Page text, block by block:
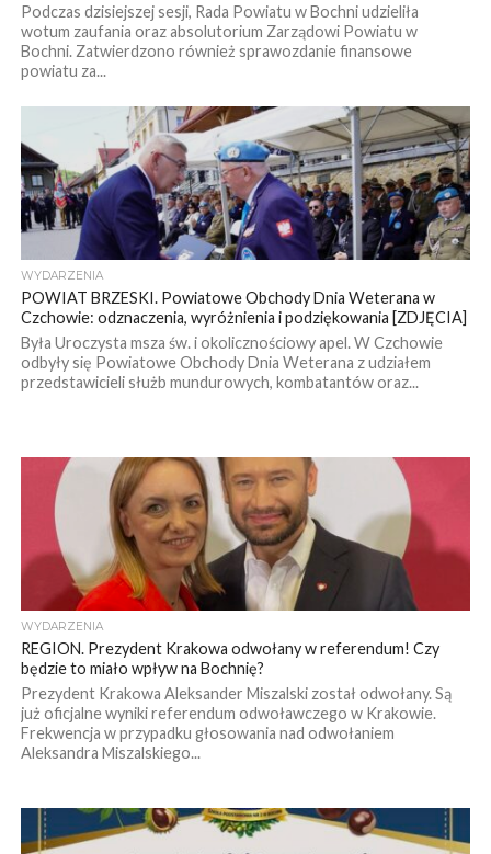
Podczas dzisiejszej sesji, Rada Powiatu w Bochni udzieliła
wotum zaufania oraz absolutorium Zarządowi Powiatu w
Bochni. Zatwierdzono również sprawozdanie finansowe
powiatu za...
WYDARZENIA
POWIAT BRZESKI. Powiatowe Obchody Dnia Weterana w
Czchowie: odznaczenia, wyróżnienia i podziękowania [ZDJĘCIA]
Była Uroczysta msza św. i okolicznościowy apel. W Czchowie
odbyły się Powiatowe Obchody Dnia Weterana z udziałem
przedstawicieli służb mundurowych, kombatantów oraz...
WYDARZENIA
REGION. Prezydent Krakowa odwołany w referendum! Czy
będzie to miało wpływ na Bochnię?
Prezydent Krakowa Aleksander Miszalski został odwołany. Są
już oficjalne wyniki referendum odwoławczego w Krakowie.
Frekwencja w przypadku głosowania nad odwołaniem
Aleksandra Miszalskiego...